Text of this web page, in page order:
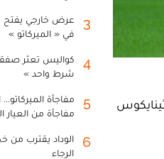
3
عرض خارجي يفتح
في « الميركاتو »
4
كواليس تعثر
شرط واحد »
5
مفاجأة
مفاجأة من العيار
6
الوداد يقترب
الرجاء